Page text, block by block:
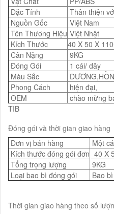
Đặc Tính
Thân thiện
Nguồn Gốc
Việt Nam
Tên Thương Hiệu Việt Nhật
Kích Thước
40 X 50 X
Cân Nặng
9KG
Đóng Gói
1 cái/ dây
Màu Sắc
Phong Cách
hiện đại,
OEM
chào mừng
TIB
Đóng gói và thời gian giao hàng
Đơn vị bán hàng
Một
Kích thước đóng gói đơn 40 X
Tổng trọng lượng
9KG
Loại bao bì đóng gói
Bao
Thời gian giao hàng theo số